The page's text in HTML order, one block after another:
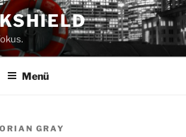
Menü
GRAY